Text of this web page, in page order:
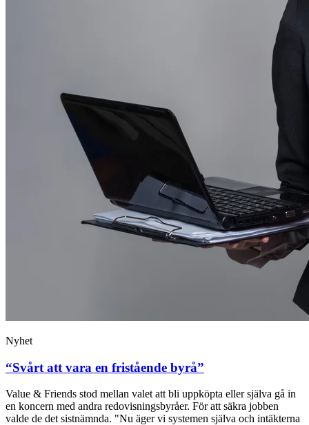
Nyhet
“Svårt att vara en fristående byrå”
Value & Friends stod mellan valet att bli uppköpta eller själva gå in
en koncern med andra redovisningsbyråer. För att säkra jobben
valde de det sistnämnda. "Nu äger vi systemen själva och intäkterna